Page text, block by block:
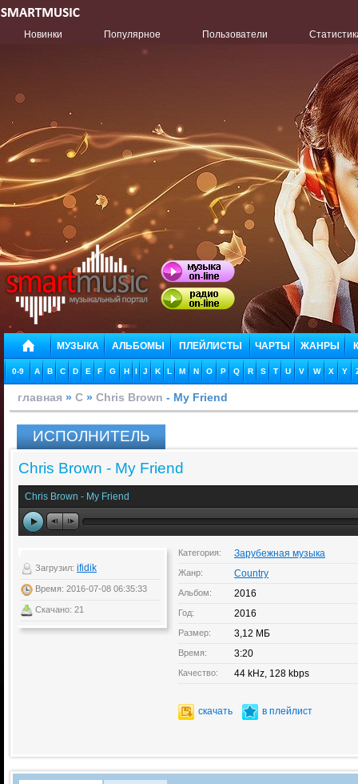
Новинки Популярное Пользователи
МУЗЫКА АЛЬБОМЫ ПЛЕЙЛИСТЫ ЧАРТЫ ЖАНРЫ
0-9 A B C D E F G H I J K L M N O P Q R S T U V W X Y
главная » C » Chris Brown - My Friend
ИСПОЛНИТЕЛЬ
Chris Brown - My Friend
Chris Brown - My Friend
Загрузил: ifidik
Время: 2016-07-08 06:35:33
Скачано: 21
Категория: Зарубежная музыка
Жанр: Country
Альбом: 2016
Год: 2016
Размер: 3,12 МБ
Время: 3:20
Качество: 44 kHz, 128 kbps
скачать в плейлист